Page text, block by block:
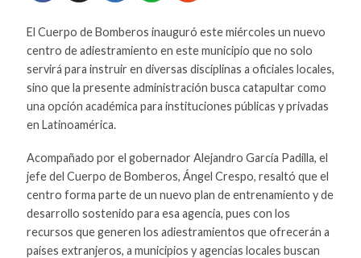
El Cuerpo de Bomberos inauguró este miércoles un nuevo
centro de adiestramiento en este municipio que no solo
servirá para instruir en diversas disciplinas a oficiales locales,
sino que la presente administración busca catapultar como
una opción académica para instituciones públicas y privadas
en Latinoamérica.
Acompañado por el gobernador Alejandro García Padilla, el
jefe del Cuerpo de Bomberos, Ángel Crespo, resaltó que el
centro forma parte de un nuevo plan de entrenamiento y de
desarrollo sostenido para esa agencia, pues con los
recursos que generen los adiestramientos que ofrecerán a
países extranjeros, a municipios y agencias locales buscan